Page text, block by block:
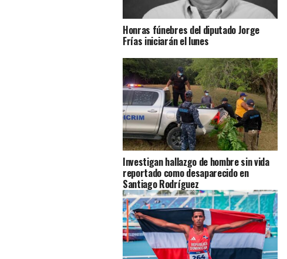
Honras fúnebres del diputado Jorge
Frías iniciarán el lunes
Investigan hallazgo de hombre sin vida
reportado como desaparecido en
Santiago Rodríguez